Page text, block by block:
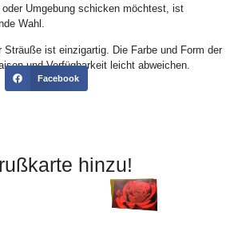
oder Umgebung schicken möchtest, ist
Wahl.
Sträuße ist einzigartig. Die Farbe und Form der
und Verfügbarkeit leicht abweichen.
Facebook
hinzu!